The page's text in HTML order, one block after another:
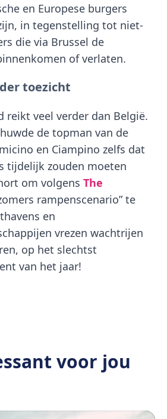
en Europese burgers
in tegenstelling tot niet-
die via Brussel de
of verlaten.
toezicht
reikt veel verder dan België.
de topman van de
en Ciampino zelfs dat
tijdelijk zouden moeten
om volgens The
rampenscenario” te
en
vrezen wachtrijen
op het slechtst
van het jaar!
voor jou